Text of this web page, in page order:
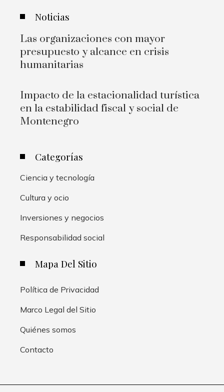
Noticias
Las organizaciones con mayor
presupuesto y alcance en crisis
humanitarias
Impacto de la estacionalidad turística
en la estabilidad fiscal y social de
Montenegro
Categorías
Ciencia y tecnología
Cultura y ocio
Inversiones y negocios
Responsabilidad social
Mapa Del Sitio
Política de Privacidad
Marco Legal del Sitio
Quiénes somos
Contacto